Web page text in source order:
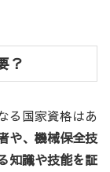
？
る国家資格はあ
や、機械保全技
知識や技能を証